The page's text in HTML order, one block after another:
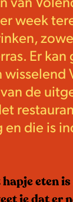
week
Er kan
de
die is
hapje eten